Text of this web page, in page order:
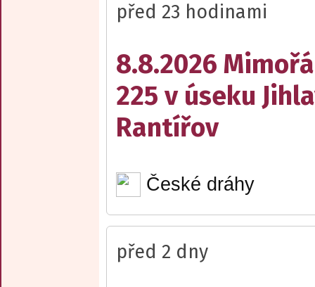
před 23 hodinami
8.8.2026
225 v úseku
Rantířov
České dráhy
před 2 dny